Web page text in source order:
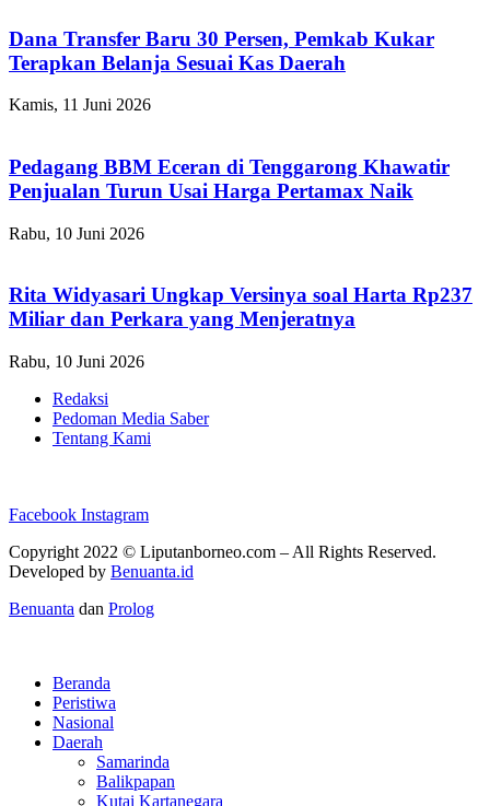
Dana Transfer Baru 30 Persen, Pemkab Kukar
Terapkan Belanja Sesuai Kas Daerah
Kamis, 11 Juni 2026
Pedagang BBM Eceran di Tenggarong Khawatir
Penjualan Turun Usai Harga Pertamax Naik
Rabu, 10 Juni 2026
Rita Widyasari Ungkap Versinya soal Harta Rp237
Miliar dan Perkara yang Menjeratnya
Rabu, 10 Juni 2026
Redaksi
Pedoman Media Saber
Tentang Kami
Facebook Instagram
Copyright 2022 © Liputanborneo.com – All Rights Reserved.
Developed by Benuanta.id
Benuanta dan Prolog
Beranda
Peristiwa
Nasional
Daerah
Samarinda
Balikpapan
Kutai Kartanegara